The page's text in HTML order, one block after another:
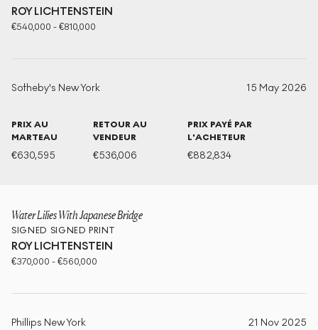
ROY LICHTENSTEIN
€540,000 -€810,000
Sotheby's New York 15 May 2026
PRIX AU
MARTEAU
€630,595
RETOUR AU
VENDEUR
€536,006
PRIX PAYÉ PAR
L'ACHETEUR
€882,834
Water Lilies With Japanese Bridge
SIGNED SIGNED PRINT
ROY LICHTENSTEIN
€370,000 -€560,000
Phillips New York 21 Nov 2025